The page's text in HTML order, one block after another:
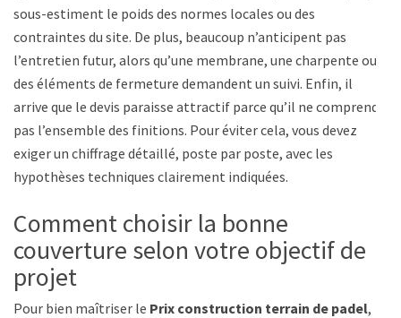
sous-estiment le poids des normes locales ou des
contraintes du site. De plus, beaucoup n’anticipent pas
l’entretien futur, alors qu’une membrane, une charpente ou
des éléments de fermeture demandent un suivi. Enfin, il
arrive que le devis paraisse attractif parce qu’il ne comprend
pas l’ensemble des finitions. Pour éviter cela, vous devez
exiger un chiffrage détaillé, poste par poste, avec les
hypothèses techniques clairement indiquées.
Comment choisir la bonne
couverture selon votre objectif de
projet
Pour bien maîtriser le Prix construction terrain de padel,